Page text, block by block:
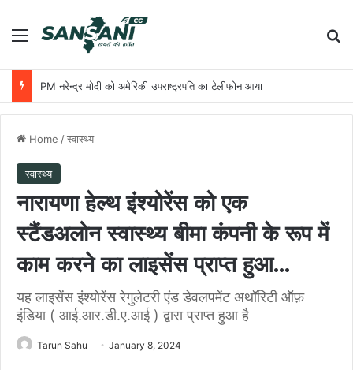
Menu
PM नरेन्‍द्र मोदी को अमेरिकी उपराष्ट्रपति का टेलीफोन आया
Home /स्वास्थ्य
स्वास्थ्य
नारायणा हेल्थ इंश्योरेंस को एक
स्टैंडअलोन स्वास्थ्य बीमा कंपनी के रूप में
काम करने का लाइसेंस प्राप्त हुआ…
यह लाइसेंस इंश्योरेंस रेगुलेटरी एंड डेवलपमेंट अथॉरिटी ऑफ़
इंडिया ( आई.आर.डी.ए.आई ) द्वारा प्राप्त हुआ है
Tarun Sahu January 8, 2024